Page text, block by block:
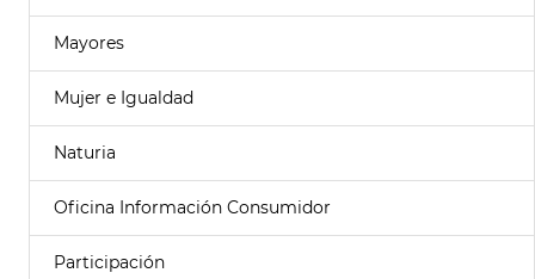
Mayores
Mujer e Igualdad
Naturia
Oficina Información Consumidor
Participación